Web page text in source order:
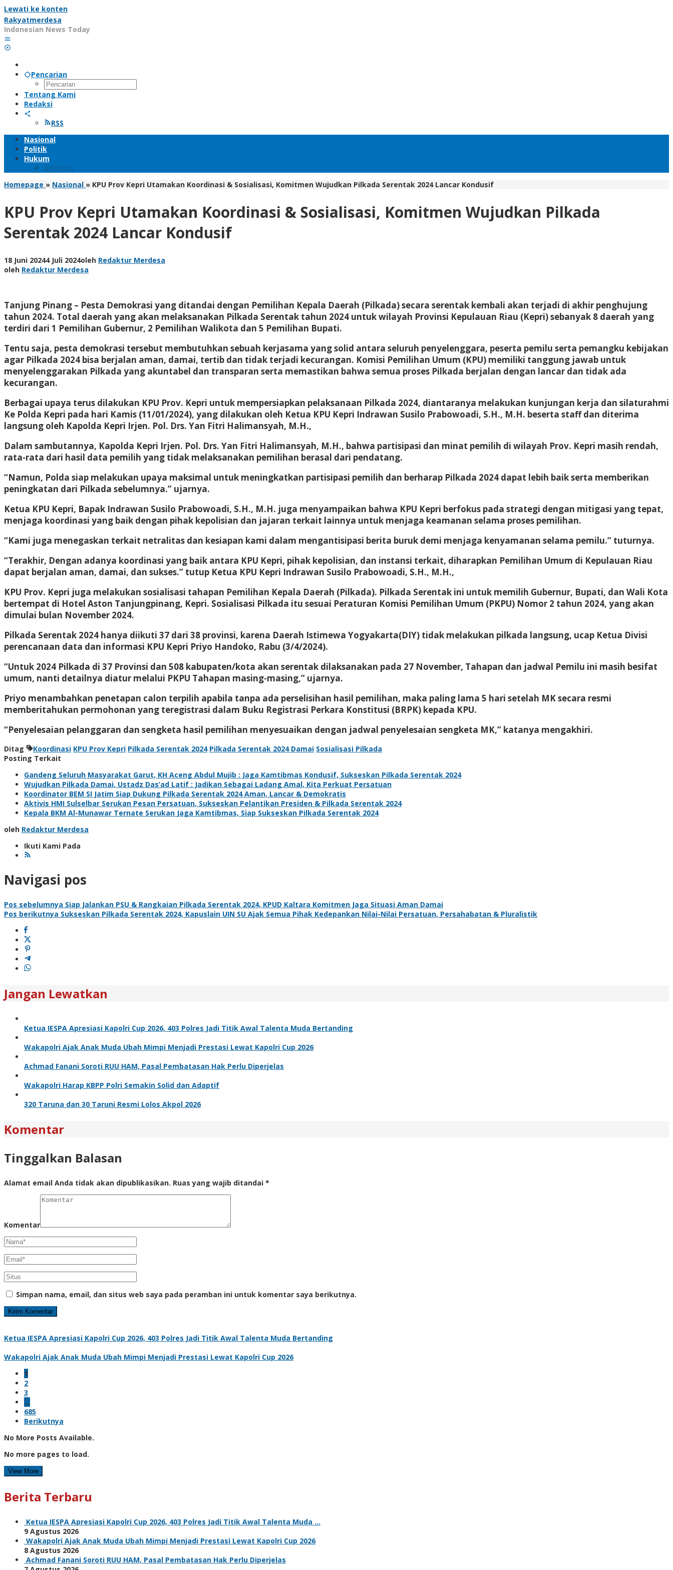
Lewati ke konten
Rakyatmerdesa
Indonesian News Today
Pencarian
Tentang Kami
Redaksi
RSS
Nasional
Politik
Hukum
Kriminal
Homepage » Nasional » KPU Prov Kepri Utamakan Koordinasi & Sosialisasi, Komitmen Wujudkan Pilkada Serentak 2024 Lancar Kondusif
KPU Prov Kepri Utamakan Koordinasi & Sosialisasi, Komitmen Wujudkan Pilkada
Serentak 2024 Lancar Kondusif
18 Juni 20244 Juli 2024oleh Redaktur Merdesa
oleh Redaktur Merdesa
Tanjung Pinang – Pesta Demokrasi yang ditandai dengan Pemilihan Kepala Daerah (Pilkada) secara serentak kembali akan terjadi di akhir penghujung
tahun 2024. Total daerah yang akan melaksanakan Pilkada Serentak tahun 2024 untuk wilayah Provinsi Kepulauan Riau (Kepri) sebanyak 8 daerah yang
terdiri dari 1 Pemilihan Gubernur, 2 Pemilihan Walikota dan 5 Pemilihan Bupati.
Tentu saja, pesta demokrasi tersebut membutuhkan sebuah kerjasama yang solid antara seluruh penyelenggara, peserta pemilu serta pemangku kebijakan
agar Pilkada 2024 bisa berjalan aman, damai, tertib dan tidak terjadi kecurangan. Komisi Pemilihan Umum (KPU) memiliki tanggung jawab untuk
menyelenggarakan Pilkada yang akuntabel dan transparan serta memastikan bahwa semua proses Pilkada berjalan dengan lancar dan tidak ada
kecurangan.
Berbagai upaya terus dilakukan KPU Prov. Kepri untuk mempersiapkan pelaksanaan Pilkada 2024, diantaranya melakukan kunjungan kerja dan silaturahmi
Ke Polda Kepri pada hari Kamis (11/01/2024), yang dilakukan oleh Ketua KPU Kepri Indrawan Susilo Prabowoadi, S.H., M.H. beserta staff dan diterima
langsung oleh Kapolda Kepri Irjen. Pol. Drs. Yan Fitri Halimansyah, M.H.,
Dalam sambutannya, Kapolda Kepri Irjen. Pol. Drs. Yan Fitri Halimansyah, M.H., bahwa partisipasi dan minat pemilih di wilayah Prov. Kepri masih rendah,
rata-rata dari hasil data pemilih yang tidak melaksanakan pemilihan berasal dari pendatang.
“Namun, Polda siap melakukan upaya maksimal untuk meningkatkan partisipasi pemilih dan berharap Pilkada 2024 dapat lebih baik serta memberikan
peningkatan dari Pilkada sebelumnya.” ujarnya.
Ketua KPU Kepri, Bapak Indrawan Susilo Prabowoadi, S.H., M.H. juga menyampaikan bahwa KPU Kepri berfokus pada strategi dengan mitigasi yang tepat,
menjaga koordinasi yang baik dengan pihak kepolisian dan jajaran terkait lainnya untuk menjaga keamanan selama proses pemilihan.
“Kami juga menegaskan terkait netralitas dan kesiapan kami dalam mengantisipasi berita buruk demi menjaga kenyamanan selama pemilu.” tuturnya.
“Terakhir, Dengan adanya koordinasi yang baik antara KPU Kepri, pihak kepolisian, dan instansi terkait, diharapkan Pemilihan Umum di Kepulauan Riau
dapat berjalan aman, damai, dan sukses.” tutup Ketua KPU Kepri Indrawan Susilo Prabowoadi, S.H., M.H.,
KPU Prov. Kepri juga melakukan sosialisasi tahapan Pemilihan Kepala Daerah (Pilkada). Pilkada Serentak ini untuk memilih Gubernur, Bupati, dan Wali Kota
bertempat di Hotel Aston Tanjungpinang, Kepri. Sosialisasi Pilkada itu sesuai Peraturan Komisi Pemilihan Umum (PKPU) Nomor 2 tahun 2024, yang akan
dimulai bulan November 2024.
Pilkada Serentak 2024 hanya diikuti 37 dari 38 provinsi, karena Daerah Istimewa Yogyakarta(DIY) tidak melakukan pilkada langsung, ucap Ketua Divisi
perencanaan data dan informasi KPU Kepri Priyo Handoko, Rabu (3/4/2024).
“Untuk 2024 Pilkada di 37 Provinsi dan 508 kabupaten/kota akan serentak dilaksanakan pada 27 November, Tahapan dan jadwal Pemilu ini masih besifat
umum, nanti detailnya diatur melalui PKPU Tahapan masing-masing,” ujarnya.
Priyo menambahkan penetapan calon terpilih apabila tanpa ada perselisihan hasil pemilihan, maka paling lama 5 hari setelah MK secara resmi
memberitahukan permohonan yang teregistrasi dalam Buku Registrasi Perkara Konstitusi (BRPK) kepada KPU.
“Penyelesaian pelanggaran dan sengketa hasil pemilihan menyesuaikan dengan jadwal penyelesaian sengketa MK,” katanya mengakhiri.
Ditag Koordinasi KPU Prov Kepri Pilkada Serentak 2024 Pilkada Serentak 2024 Damai Sosialisasi Pilkada
Posting Terkait
Gandeng Seluruh Masyarakat Garut, KH Aceng Abdul Mujib : Jaga Kamtibmas Kondusif, Sukseskan Pilkada Serentak 2024
Wujudkan Pilkada Damai, Ustadz Das’ad Latif : Jadikan Sebagai Ladang Amal, Kita Perkuat Persatuan
Koordinator BEM SI Jatim Siap Dukung Pilkada Serentak 2024 Aman, Lancar & Demokratis
Aktivis HMI Sulselbar Serukan Pesan Persatuan, Sukseskan Pelantikan Presiden & Pilkada Serentak 2024
Kepala BKM Al-Munawar Ternate Serukan Jaga Kamtibmas, Siap Sukseskan Pilkada Serentak 2024
oleh Redaktur Merdesa
Ikuti Kami Pada
Navigasi pos
Pos sebelumnya Siap Jalankan PSU & Rangkaian Pilkada Serentak 2024, KPUD Kaltara Komitmen Jaga Situasi Aman Damai
Pos berikutnya Sukseskan Pilkada Serentak 2024, Kapuslain UIN SU Ajak Semua Pihak Kedepankan Nilai-Nilai Persatuan, Persahabatan & Pluralistik
Jangan Lewatkan
Ketua IESPA Apresiasi Kapolri Cup 2026, 403 Polres Jadi Titik Awal Talenta Muda Bertanding
Wakapolri Ajak Anak Muda Ubah Mimpi Menjadi Prestasi Lewat Kapolri Cup 2026
Achmad Fanani Soroti RUU HAM, Pasal Pembatasan Hak Perlu Diperjelas
Wakapolri Harap KBPP Polri Semakin Solid dan Adaptif
320 Taruna dan 30 Taruni Resmi Lolos Akpol 2026
Komentar
Tinggalkan Balasan
Alamat email Anda tidak akan dipublikasikan. Ruas yang wajib ditandai *
Komentar
Simpan nama, email, dan situs web saya pada peramban ini untuk komentar saya berikutnya.
Ketua IESPA Apresiasi Kapolri Cup 2026, 403 Polres Jadi Titik Awal Talenta Muda Bertanding
Wakapolri Ajak Anak Muda Ubah Mimpi Menjadi Prestasi Lewat Kapolri Cup 2026
1
2
3
…
685
Berikutnya
No More Posts Available.
No more pages to load.
View More
Berita Terbaru
Ketua IESPA Apresiasi Kapolri Cup 2026, 403 Polres Jadi Titik Awal Talenta Muda …
9 Agustus 2026
Wakapolri Ajak Anak Muda Ubah Mimpi Menjadi Prestasi Lewat Kapolri Cup 2026
8 Agustus 2026
Achmad Fanani Soroti RUU HAM, Pasal Pembatasan Hak Perlu Diperjelas